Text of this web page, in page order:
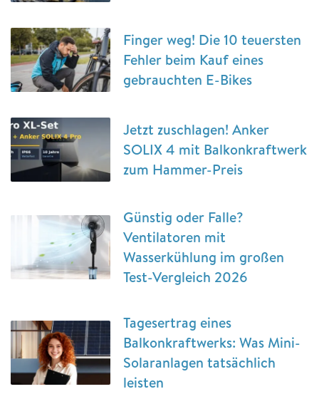
Finger weg! Die 10 teuersten
Fehler beim Kauf eines
gebrauchten E-Bikes
Jetzt zuschlagen! Anker
SOLIX 4 mit Balkonkraftwerk
zum Hammer-Preis
Günstig oder Falle?
Ventilatoren mit
Wasserkühlung im großen
Test-Vergleich 2026
Tagesertrag eines
Balkonkraftwerks: Was Mini-
Solaranlagen tatsächlich
leisten